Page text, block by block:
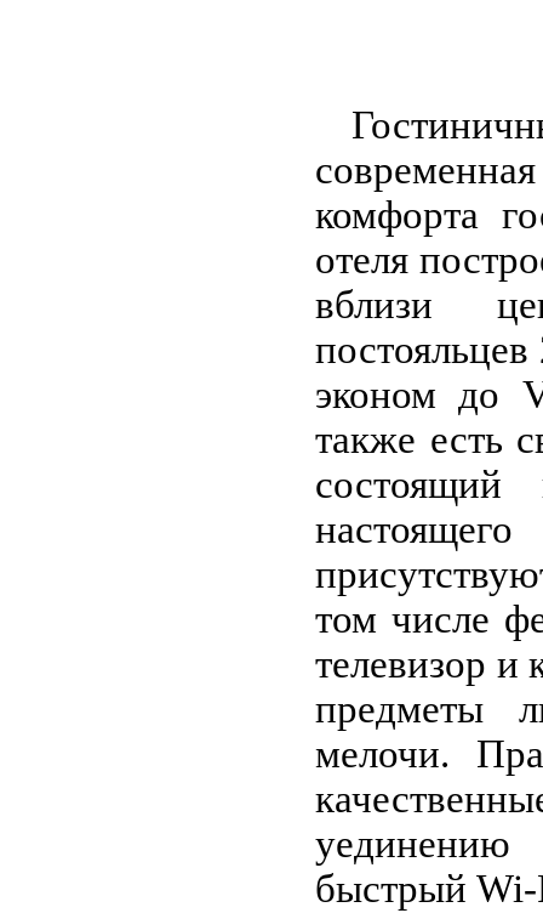
комфорта
отеля
вблизи
эконом до
также есть
том числе
телевизор
предметы
мелочи.
быстрый Wi-